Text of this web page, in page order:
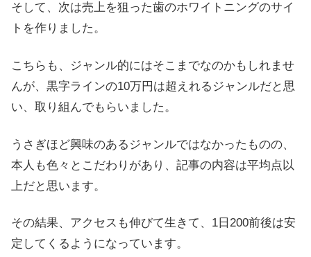
そして、次は売上を狙った歯のホワイトニングのサイ
トを作りました。
こちらも、ジャンル的にはそこまでなのかもしれませ
んが、黒字ラインの10万円は超えれるジャンルだと思
い、取り組んでもらいました。
うさぎほど興味のあるジャンルではなかったものの、
本人も色々とこだわりがあり、記事の内容は平均点以
上だと思います。
その結果、アクセスも伸びて生きて、1日200前後は安
定してくるようになっています。